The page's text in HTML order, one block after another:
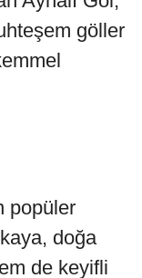
göller
popüler
doğa
de keyifli